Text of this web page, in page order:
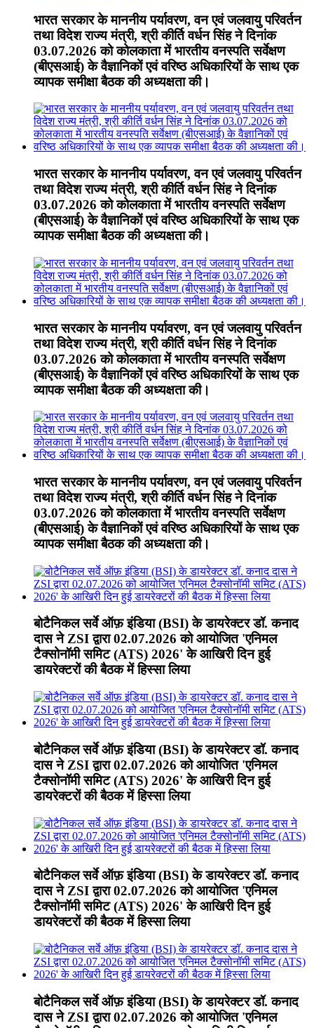
भारत सरकार के माननीय पर्यावरण, वन एवं जलवायु परिवर्तन
तथा विदेश राज्य मंत्री, श्री कीर्ति वर्धन सिंह ने दिनांक
03.07.2026 को कोलकाता में भारतीय वनस्पति सर्वेक्षण
(बीएसआई) के वैज्ञानिकों एवं वरिष्ठ अधिकारियों के साथ एक
व्यापक समीक्षा बैठक की अध्यक्षता की।
भारत सरकार के माननीय पर्यावरण, वन एवं जलवायु परिवर्तन
तथा विदेश राज्य मंत्री, श्री कीर्ति वर्धन सिंह ने दिनांक
03.07.2026 को कोलकाता में भारतीय वनस्पति सर्वेक्षण
(बीएसआई) के वैज्ञानिकों एवं वरिष्ठ अधिकारियों के साथ एक
व्यापक समीक्षा बैठक की अध्यक्षता की।
भारत सरकार के माननीय पर्यावरण, वन एवं जलवायु परिवर्तन
तथा विदेश राज्य मंत्री, श्री कीर्ति वर्धन सिंह ने दिनांक
03.07.2026 को कोलकाता में भारतीय वनस्पति सर्वेक्षण
(बीएसआई) के वैज्ञानिकों एवं वरिष्ठ अधिकारियों के साथ एक
व्यापक समीक्षा बैठक की अध्यक्षता की।
भारत सरकार के माननीय पर्यावरण, वन एवं जलवायु परिवर्तन
तथा विदेश राज्य मंत्री, श्री कीर्ति वर्धन सिंह ने दिनांक
03.07.2026 को कोलकाता में भारतीय वनस्पति सर्वेक्षण
(बीएसआई) के वैज्ञानिकों एवं वरिष्ठ अधिकारियों के साथ एक
व्यापक समीक्षा बैठक की अध्यक्षता की।
बोटैनिकल सर्वे ऑफ़ इंडिया (BSI) के डायरेक्टर डॉ. कनाद
दास ने ZSI द्वारा 02.07.2026 को आयोजित 'एनिमल
टैक्सोनॉमी समिट (ATS) 2026' के आखिरी दिन हुई
डायरेक्टरों की बैठक में हिस्सा लिया
बोटैनिकल सर्वे ऑफ़ इंडिया (BSI) के डायरेक्टर डॉ. कनाद
दास ने ZSI द्वारा 02.07.2026 को आयोजित 'एनिमल
टैक्सोनॉमी समिट (ATS) 2026' के आखिरी दिन हुई
डायरेक्टरों की बैठक में हिस्सा लिया
बोटैनिकल सर्वे ऑफ़ इंडिया (BSI) के डायरेक्टर डॉ. कनाद
दास ने ZSI द्वारा 02.07.2026 को आयोजित 'एनिमल
टैक्सोनॉमी समिट (ATS) 2026' के आखिरी दिन हुई
डायरेक्टरों की बैठक में हिस्सा लिया
बोटैनिकल सर्वे ऑफ़ इंडिया (BSI) के डायरेक्टर डॉ. कनाद
दास ने ZSI द्वारा 02.07.2026 को आयोजित 'एनिमल